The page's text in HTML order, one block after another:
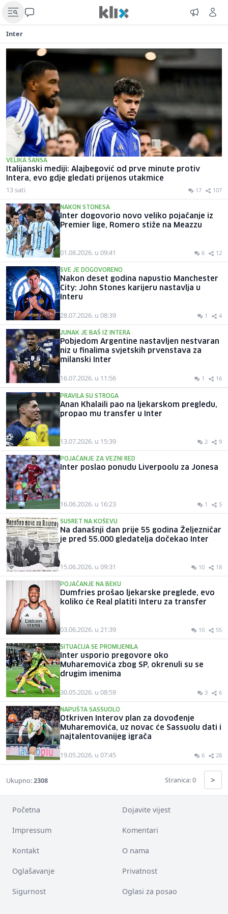
Inter
VELIKA ŠANSA
Italijanski mediji: Alajbegović od prve minute protiv
Intera, evo gdje gledati prijenos utakmice
13 sati 17 107
NAKON STONESA
Inter dogovorio novo veliko pojačanje iz
Premier lige, Romero stiže na Meazzu
01.08.2026. u 09:41 6 12
SVE JE DOGOVORENO
Nakon deset godina napustio Manchester
City: John Stones karijeru nastavlja u
Interu
28.07.2026. u 08:39 1 4
JUNAK JE BAŠ IZ INTERA
Pobjedom Argentine nastavljen nestvaran
niz u finalima svjetskih prvenstava za
milanski Inter
16.07.2026. u 11:56 1 16
PRAVILA SU STROGA
Anan Khalaili pao na ljekarskom pregledu,
propao mu transfer u Inter
13.07.2026. u 15:39 2 9
POJAČANJE ZA VEZNI RED
Inter poslao ponudu Liverpoolu za Jonesa
16.06.2026. u 16:23 1 5
SUSRET NA KOŠEVU
Na današnji dan prije 55 godina Željezničar
je pred 55.000 gledatelja dočekao Inter
15.06.2026. u 09:31 10 18
POJAČANJE NA BEKU
Dumfries prošao ljekarske preglede, evo
koliko će Real platiti Interu za transfer
03.06.2026. u 21:39 10 55
SITUACIJA SE PROMIJENILA
Inter usporio pregovore oko
Muharemovića zbog SP, okrenuli su se
drugim imenima
30.05.2026. u 08:59 3 6
NAPUŠTA SASSUOLO
Otkriven Interov plan za dovođenje
Muharemovića, uz novac će Sassuolu dati i
najtalentovanijeg igrača
19.05.2026. u 07:45 6 28
Ukupno:2308 Stranica: 0 >
Početna Dojavite vijest
Impressum Komentari
Kontakt O nama
Oglašavanje Privatnost
Sigurnost Oglasi za posao